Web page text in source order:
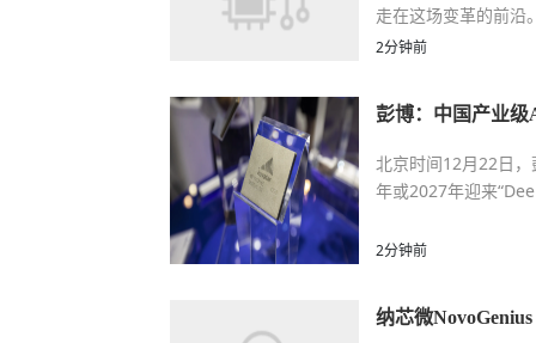
走在这场变革的前沿
2分钟前
彭博：中国产业级
北京时间12月22日
年或2027年迎来
2分钟前
纳芯微